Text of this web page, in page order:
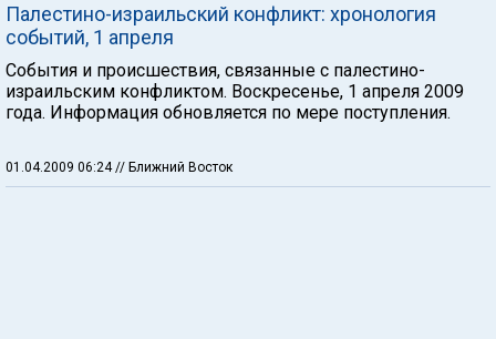
Палестино-израильский конфликт: хронология
событий, 1 апреля
События и происшествия, связанные с палестино-
израильским конфликтом. Воскресенье, 1 апреля 2009
года. Информация обновляется по мере поступления.
01.04.2009 06:24 // Ближний Восток